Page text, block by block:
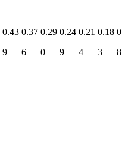
0.43
9
0.37
6
0.29
0
0.24
9
0.21
4
0.18
3
8